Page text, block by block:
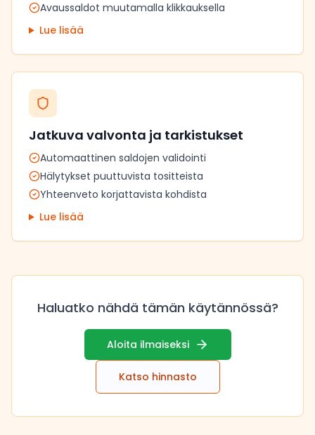
Avaussaldot muutamalla klikkauksella
Lue lisää
Jatkuva valvonta ja tarkistukset
Automaattinen saldojen validointi
Hälytykset puuttuvista tositteista
Yhteenveto korjattavista kohdista
Lue lisää
Haluatko nähdä tämän käytännössä?
Aloita ilmaiseksi
Katso hinnasto